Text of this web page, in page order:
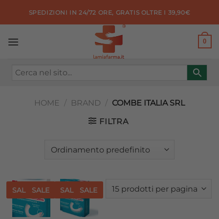
SPEDIZIONI IN 24/72 ORE, GRATIS OLTRE I 39,90€
0
HOME / BRAND / COMBE ITALIA SRL
FILTRA
SALE SALE
Aggiungi
alla lista
dei
SALE SALE
Aggiungi
alla lista
dei